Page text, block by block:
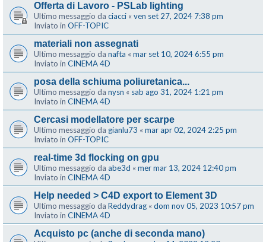
Offerta di Lavoro - PSLab lighting
Ultimo messaggio da ciacci « ven set 27, 2024 7:38 pm
Inviato in OFF-TOPIC
materiali non assegnati
Ultimo messaggio da nafta « mar set 10, 2024 6:55 pm
Inviato in CINEMA 4D
posa della schiuma poliuretanica...
Ultimo messaggio da nysn « sab ago 31, 2024 1:21 pm
Inviato in CINEMA 4D
Cercasi modellatore per scarpe
Ultimo messaggio da gianlu73 « mar apr 02, 2024 2:25 pm
Inviato in OFF-TOPIC
real-time 3d flocking on gpu
Ultimo messaggio da abe3d « mer mar 13, 2024 12:40 pm
Inviato in CINEMA 4D
Help needed > C4D export to Element 3D
Ultimo messaggio da Reddydrag « dom nov 05, 2023 10:57 pm
Inviato in CINEMA 4D
Acquisto pc (anche di seconda mano)